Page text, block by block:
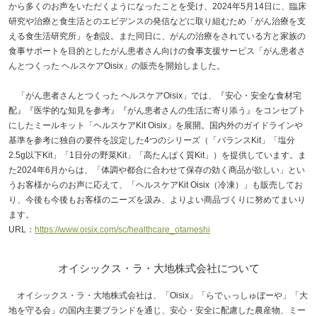
から多くのお声をいただくようになったことを受け、2024年5月14日に、臨床
研究や治療と食生活とのエビデンスの発信などに取り組むため「がん治療を支
える食生活研究所」を創設。また同日に、がんの治療をされている方と家族の
食事サポートを目的としたがん患者さん向けの食事支援サービス「がん患者さ
んとつくった ヘルスケアOisix」の販売を開始しました。
「がん患者さんとつくった ヘルスケアOisix」では、『安心・安全な食材宅
配』『医学的な知見を参考』『がん患者さんの生活に寄り添う』をコンセプト
にしたミールキット「ヘルスケアKit Oisix」を展開。国内外のガイドラインや
基準を参考に独自の要件を設定した4つのシリーズ（「バランスKit」「塩分
2.5g以下Kit」「1日分の野菜Kit」「高たんぱく質Kit」）を提供しています。ま
た2024年6月からは、「体調や都合に合わせて保存の効く商品が欲しい」とい
うお客様からのお声に応えて、「ヘルスケアKit Oisix（冷凍）」も販売してお
り、今後も今後もお客様のニーズを汲み、よりよい商品づくりに努めてまいり
ます。
URL： https://www.oisix.com/sc/healthcare_otameshi
オイシックス・ラ・大地株式会社について
オイシックス・ラ・大地株式会社は、「Oisix」「らでぃっしゅぼーや」「大
地を守る会」の国内主要ブランドを通じ、安心・安全に配慮した農産物、ミー